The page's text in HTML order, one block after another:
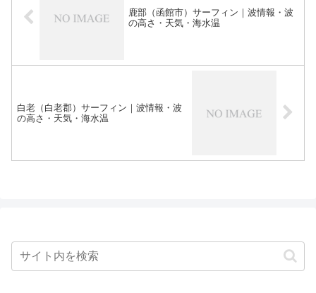
鹿部（函館市）サーフィン｜波情報・波
の高さ・天気・海水温
白老（白老郡）サーフィン｜波情報・波
の高さ・天気・海水温